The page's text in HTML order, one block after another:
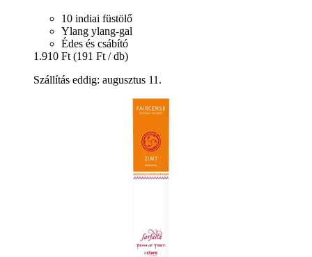
10 indiai füstölő
Ylang ylang-gal
Édes és csábító
1.910 Ft (191 Ft / db)
Szállítás eddig: augusztus 11.